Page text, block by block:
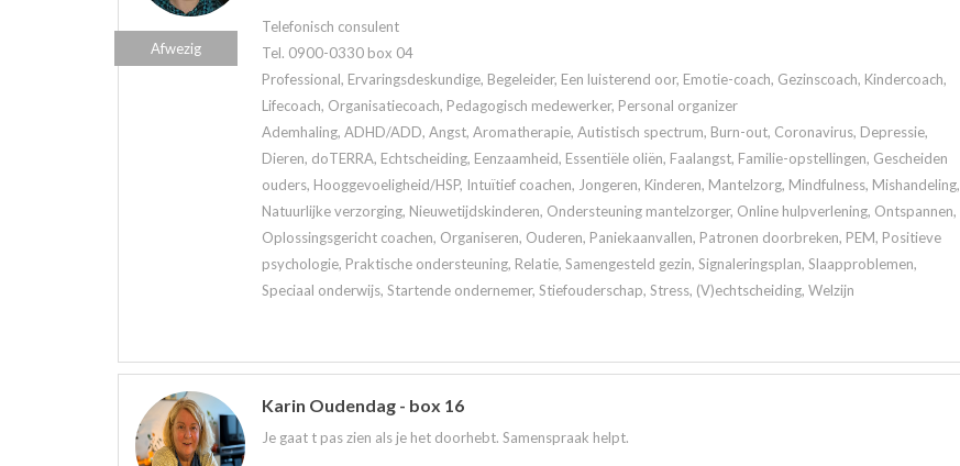
Telefonisch consulent
Tel. 0900-0330 box 04
Professional, Ervaringsdeskundige, Begeleider, Een luisterend oor, Emotie-coach, Gezinscoach, Kindercoach,
Lifecoach, Organisatiecoach, Pedagogisch medewerker, Personal organizer
Ademhaling, ADHD/ADD, Angst, Aromatherapie, Autistisch spectrum, Burn-out, Coronavirus, Depressie,
Dieren, doTERRA, Echtscheiding, Eenzaamheid, Essentiële oliën, Faalangst, Familie-opstellingen, Gescheiden
ouders, Hooggevoeligheid/HSP, Intuïtief coachen, Jongeren, Kinderen, Mantelzorg, Mindfulness, Mishandeling,
Natuurlijke verzorging, Nieuwetijdskinderen, Ondersteuning mantelzorger, Online hulpverlening, Ontspannen,
Oplossingsgericht coachen, Organiseren, Ouderen, Paniekaanvallen, Patronen doorbreken, PEM, Positieve
psychologie, Praktische ondersteuning, Relatie, Samengesteld gezin, Signaleringsplan, Slaapproblemen,
Speciaal onderwijs, Startende ondernemer, Stiefouderschap, Stress, (V)echtscheiding, Welzijn
Afwezig
Karin Oudendag - box 16
Je gaat t pas zien als je het doorhebt. Samenspraak helpt.